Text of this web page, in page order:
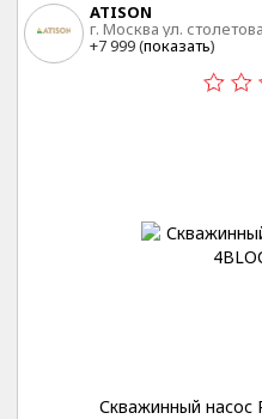
ATISON
г. Москва ул.
+7 999 (показать)
Скважинный насос